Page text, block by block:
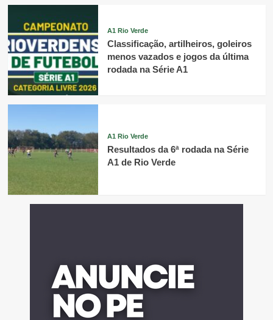
A1 Rio Verde
Classificação, artilheiros, goleiros
menos vazados e jogos da última
rodada na Série A1
A1 Rio Verde
Resultados da 6ª rodada na Série
A1 de Rio Verde